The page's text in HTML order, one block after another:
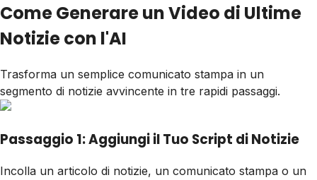
Come Generare un Video di Ultime
Notizie con l'AI
Trasforma un semplice comunicato stampa in un
segmento di notizie avvincente in tre rapidi passaggi.
Passaggio 1: Aggiungi il Tuo Script di Notizie
Incolla un articolo di notizie, un comunicato stampa o un